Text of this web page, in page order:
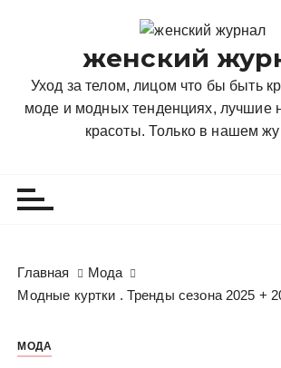
женский
Уход за телом, лицом что бы быть
моде и модных тенденциях, лучшие
красоты. Только в нашем
Главная
Мода
Модные куртки . Тренды сезона 2025 +
МОДА